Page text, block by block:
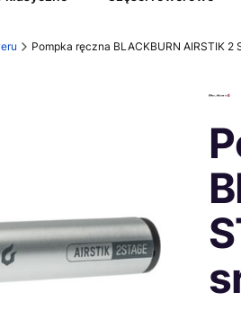
Pompka ręczna BLACKBURN AIRSTIK 2